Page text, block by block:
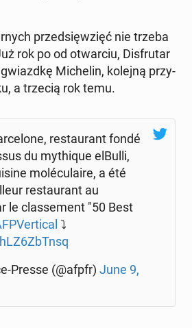
przed­się­wzięć nie trzeba
rok po od otwar­ciu, Dis­fru­tar
Mi­che­lin, kolejną przy­
a trzecią rok temu.
re­stau­rant fondé
du my­thi­que elBulli,
mo­lécu­la­ire, a été
re­stau­rant au
le clas­se­ment "50 Best
⤵️
Presse (@afpfr) June 9,